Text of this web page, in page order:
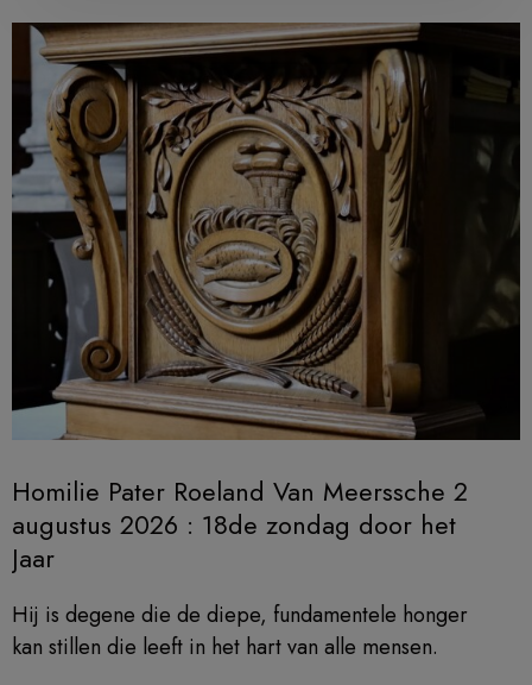
Homilie Pater Roeland Van Meerssche 2
augustus 2026 : 18de zondag door het
Jaar
Hij is degene die de diepe, fundamentele honger
kan stillen die leeft in het hart van alle mensen.